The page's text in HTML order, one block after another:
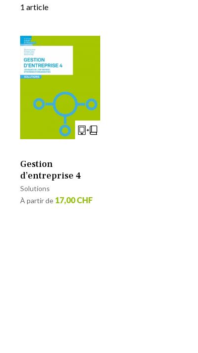
1 article
Gestion
d’entreprise 4
Solutions
À partir de 17,00 CHF